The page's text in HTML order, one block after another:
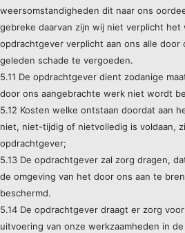
weersomstandigheden dit naar ons
gebreke daarvan zijn wij niet verplicht
opdrachtgever verplicht aan ons alle door
geleden schade te vergoeden.
5.11 De opdrachtgever dient zodanige
door ons aangebrachte werk niet wordt
5.12 Kosten welke ontstaan doordat aan
niet, niet-tijdig of nietvolledig is voldaan,
opdrachtgever;
5.13 De opdrachtgever zal zorg dragen,
de omgeving van het door ons aan te
beschermd.
5.14 De opdrachtgever draagt er zorg
uitvoering van onze werkzaamheden in